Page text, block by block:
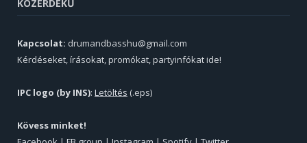
KÖZÉRDEKŰ
Kapcsolat: drumandbasshu@gmail.com
Kérdéseket, írásokat, promókat, partyinfókat ide!
IPC logo (by INS): Letöltés (.eps)
Kövess minket!